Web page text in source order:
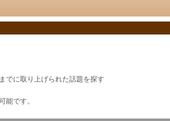
に取り上げられた話題を探す
能です。